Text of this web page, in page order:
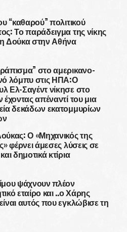
“καθαρού” πολιτικού
Το παράδειγμα της νίκης
Δούκα στην Αθήνα
στο αμερικανο-
λόμπυ στις ΗΠΑ:Ο
Ελ-Σαγέντ νίκησε στο
έχοντας απέναντί του μια
δεκάδων εκατομμυρίων
Ο «Μηχανικός της
φέρνει άμεσες λύσεις σε
δημοτικά κτίρια
ψάχνουν πλέον
εταίρο και ..ο Χάρης
αυτός που εγκλώβισε τη